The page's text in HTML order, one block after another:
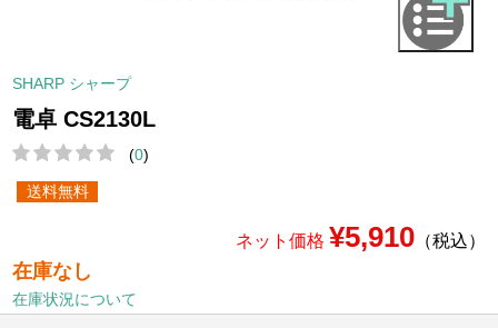
SHARP シャープ
電卓 CS2130L
(0)
送料無料
ネット価格 ¥5,910（税込）
在庫なし
在庫状況について